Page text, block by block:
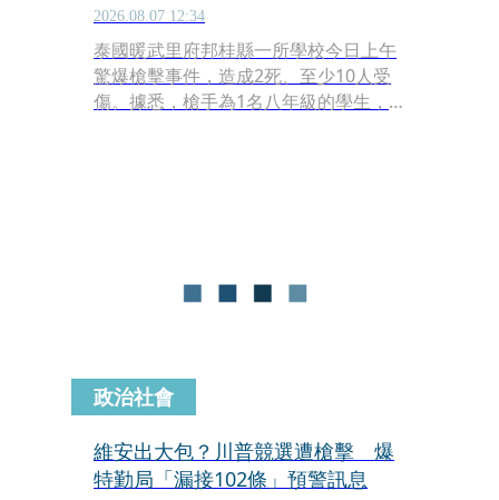
2026.08.07 12:34
泰國暖武里府邦桂縣一所學校今日上午
驚爆槍擊事件，造成2死、至少10人受
傷。據悉，槍手為1名八年級的學生，
政治社會
維安出大包？川普競選遭槍擊 爆
特勤局「漏接102條」預警訊息